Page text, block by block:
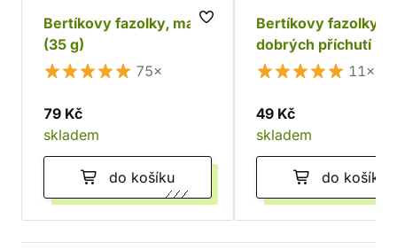
Bertíkovy fazolky, malé
(35 g)
75×
79 Kč
skladem
do košíku
Bertíkovy fazolky -
dobrých příchutí
11×
49 Kč
skladem
do košíku